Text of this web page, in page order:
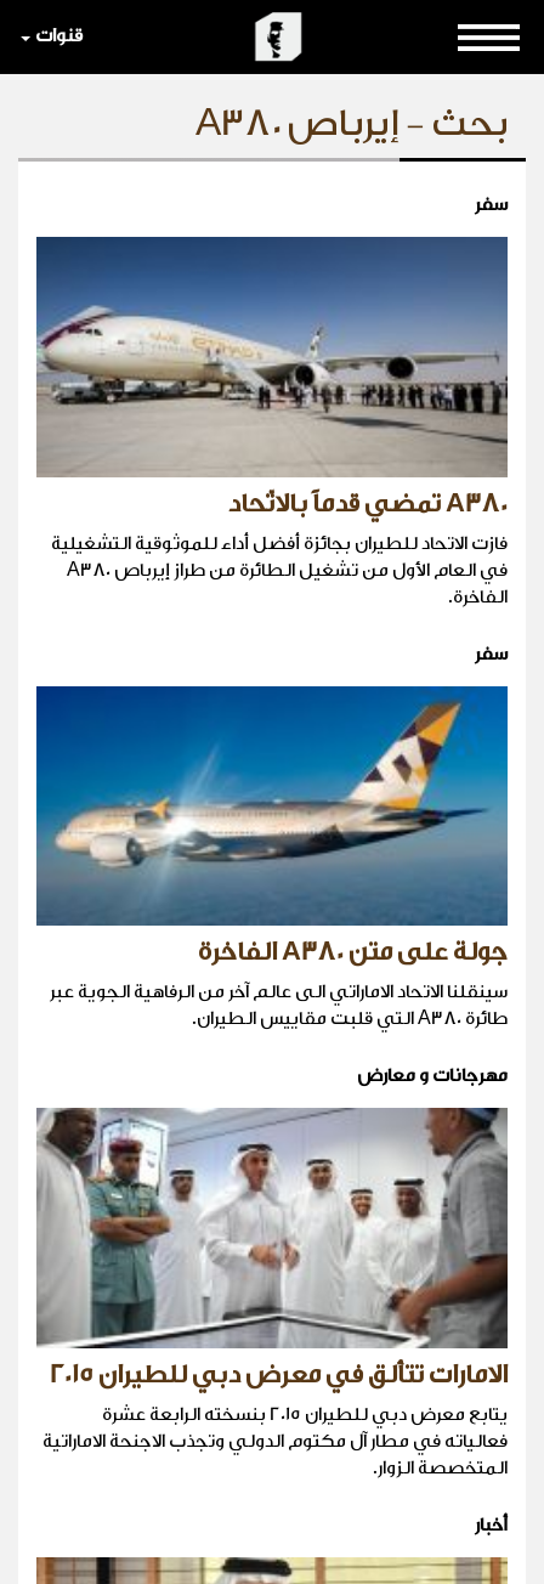
قنوات
بحث - إيرباص A380
سفر
A380 تمضي قدماً بالاتّحاد
فازت الاتحاد للطيران بجائزة أفضل أداء للموثوقية التشغيلية
في العام الأول من تشغيل الطائرة من طراز إيرباص A380
الفاخرة.
سفر
جولة على متن A380 الفاخرة
سينقلنا الاتحاد الاماراتي الى عالم آخر من الرفاهية الجوية عبر
طائرة A380 التي قلبت مقاييس الطيران.
مهرجانات و معارض
الامارات تتألق في معرض دبي للطيران 2015
يتابع معرض دبي للطيران 2015 بنسخته الرابعة عشرة
فعالياته في مطار آل مكتوم الدولي وتجذب الاجنحة الاماراتية
المتخصصة الزوار.
أخبار